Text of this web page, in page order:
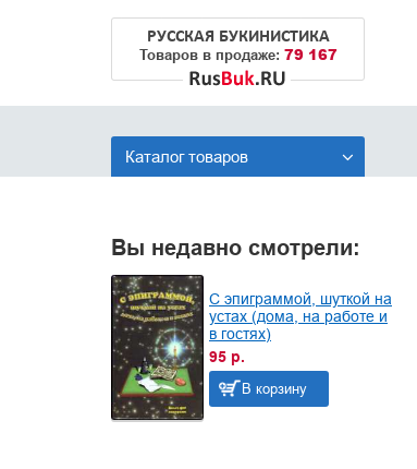
РУССКАЯ БУКИНИСТИКА
Товаров в продаже: 79 167
Каталог товаров
Вы недавно смотрели:
С эпиграммой, шуткой на
устах (дома, на работе и
в гостях)
95 р.
В корзину